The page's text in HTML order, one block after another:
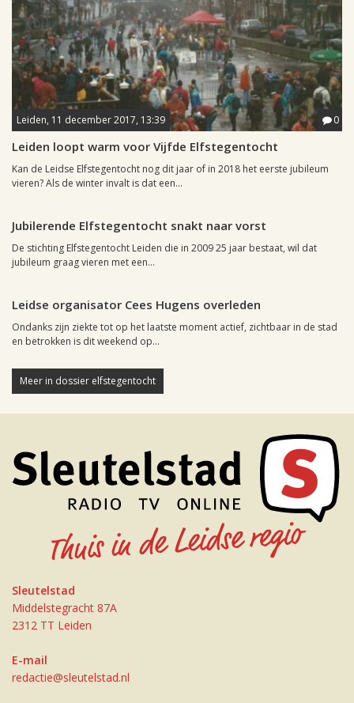
Leiden, 11 december 2017, 13:39 0
Leiden loopt warm voor Vijfde Elfstegentocht
Kan de Leidse Elfstegentocht nog dit jaar of in 2018 het eerste jubileum
vieren? Als de winter invalt is dat een...
Jubilerende Elfstegentocht snakt naar vorst
De stichting Elfstegentocht Leiden die in 2009 25 jaar bestaat, wil dat
jubileum graag vieren met een...
Leidse organisator Cees Hugens overleden
Ondanks zijn ziekte tot op het laatste moment actief, zichtbaar in de stad
en betrokken is dit weekend op...
Meer in dossier elfstegentocht
Sleutelstad
Middelstegracht 87A
2312 TT Leiden
E-mail
redactie@sleutelstad.nl